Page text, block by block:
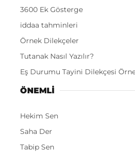
3600 Ek Gösterge
iddaa tahminleri
Örnek Dilekçeler
Tutanak Nasıl Yazılır?
Eş Durumu Tayini Dilekçesi
ÖNEMLI
Hekim Sen
Saha Der
Tabip Sen